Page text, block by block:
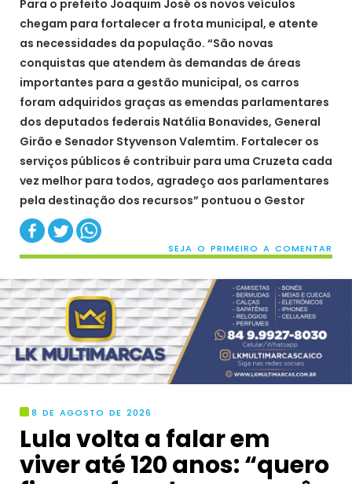
Para o prefeito Joaquim José os novos veículos
chegam para fortalecer a frota municipal, e atente
as necessidades da população. “São novas
conquistas que atendem às demandas de áreas
importantes para a gestão municipal, os carros
foram adquiridos graças as emendas parlamentares
dos deputados federais Natália Bonavides, General
Girão e Senador Styvenson Valemtim. Fortalecer os
serviços públicos é contribuir para uma Cruzeta cada
vez melhor para todos, agradeço aos parlamentares
pela destinação dos recursos” pontuou o Gestor
SEJA O PRIMEIRO A COMENTAR
8 DE AGOSTO DE 2026
Lula volta a falar em
viver até 120 anos: “quero